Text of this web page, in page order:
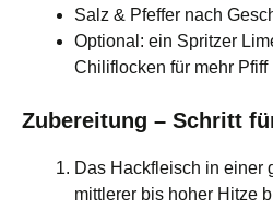
Salz & Pfeffer nach
Optional: ein Spritzer
Chiliflocken für mehr Pfiff
Zubereitung – Schritt
Das Hackfleisch in einer
mittlerer bis hoher Hitze